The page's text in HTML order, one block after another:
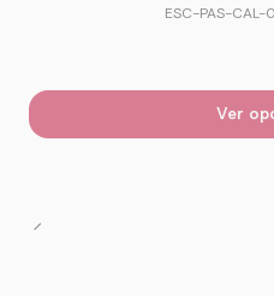
ESC-PAS-CAL-
Ver